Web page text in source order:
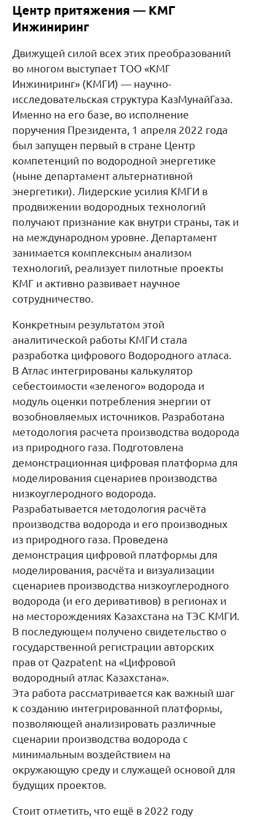
Центр притяжения — КМГ
Инжиниринг
Движущей силой всех этих преобразований
во многом выступает ТОО «КМГ
Инжиниринг» (КМГИ) — научно-
исследовательская структура КазМунайГаза.
Именно на его базе, во исполнение
поручения Президента, 1 апреля 2022 года
был запущен первый в стране Центр
компетенций по водородной энергетике
(ныне департамент альтернативной
энергетики). Лидерские усилия КМГИ в
продвижении водородных технологий
получают признание как внутри страны, так и
на международном уровне. Департамент
занимается комплексным анализом
технологий, реализует пилотные проекты
КМГ и активно развивает научное
сотрудничество.
Конкретным результатом этой
аналитической работы КМГИ стала
разработка цифрового Водородного атласа.
В Атлас интегрированы калькулятор
себестоимости «зеленого» водорода и
модуль оценки потребления энергии от
возобновляемых источников. Разработана
методология расчета производства водорода
из природного газа. Подготовлена
демонстрационная цифровая платформа для
моделирования сценариев производства
низкоуглеродного водорода.
Разрабатывается методология расчёта
производства водорода и его производных
из природного газа. Проведена
демонстрация цифровой платформы для
моделирования, расчёта и визуализации
сценариев производства низкоуглеродного
водорода (и его деривативов) в регионах и
на месторождениях Казахстана на ТЭС КМГИ.
В последующем получено свидетельство о
государственной регистрации авторских
прав от Qazpatent на «Цифровой
водородный атлас Казахстана».
Эта работа рассматривается как важный шаг
к созданию интегрированной платформы,
позволяющей анализировать различные
сценарии производства водорода с
минимальным воздействием на
окружающую среду и служащей основой для
будущих проектов.
Стоит отметить, что ещё в 2022 году